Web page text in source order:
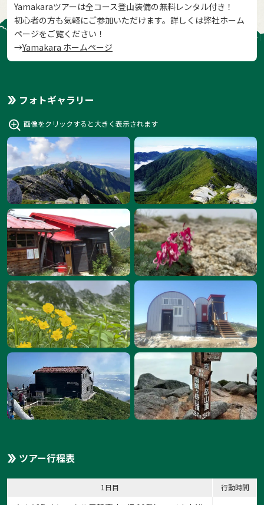
Yamakaraツアーは全コース登山装備の無料レンタル付き！
初心者の方も気軽にご参加いただけます。詳しくは弊社ホーム
ページをご覧ください！
→Yamakara ホームページ
フォトギャラリー
画像をクリックすると大きく表示されます
ツアー行程表
1日目 行動時間